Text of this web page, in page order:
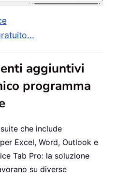
aggiuntivi
programma
che include
Excel, Word, Outlook e
Tab Pro: la soluzione
su diverse